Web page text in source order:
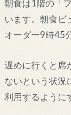
朝食は1階の「
います。朝食ビ
オーダー9時45
遅めに行くと席
ないという状況
利用するように